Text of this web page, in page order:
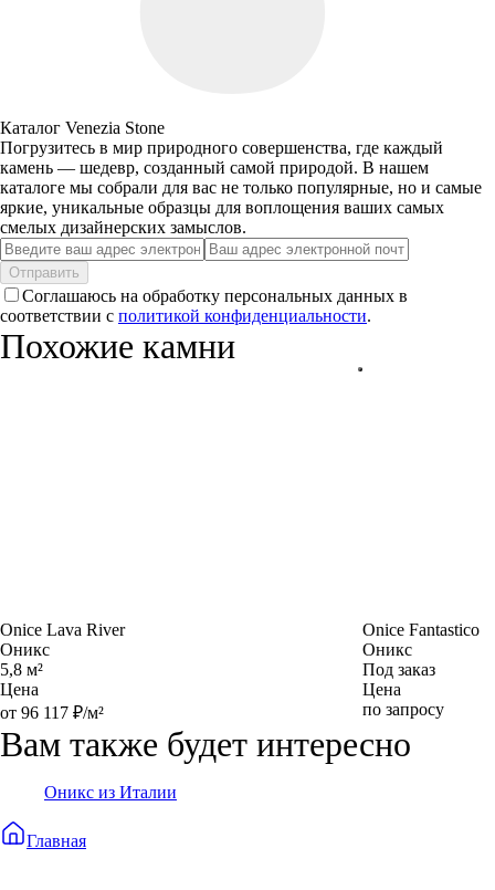
Каталог Venezia Stone
Погрузитесь в мир природного совершенства, где каждый
камень — шедевр, созданный самой природой. В нашем
каталоге мы собрали для вас не только популярные, но и самые
яркие, уникальные образцы для воплощения ваших самых
смелых дизайнерских замыслов.
Отправить
Соглашаюсь на обработку персональных данных в
соответствии с политикой конфиденциальности.
Похожие камни
Onice Lava River
Оникс
5,8 м²
Цена
от 96 117 ₽/м²
Onice Fantastico
Оникс
Под заказ
Цена
по запросу
Вам также будет интересно
Оникс из Италии
Главная